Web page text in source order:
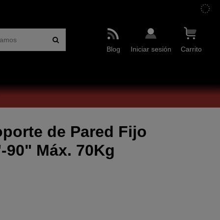
Blog Iniciar sesión Carrito
de Pared Fijo
Máx. 70Kg